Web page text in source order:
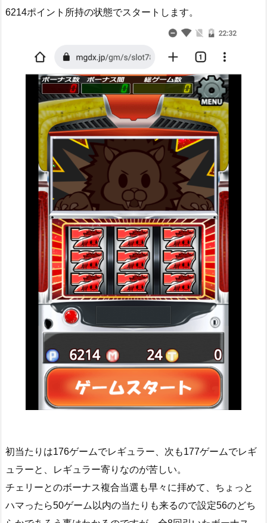
6214ポイント所持の状態でスタートします。
初当たりは176ゲームでレギュラー、次も177ゲームでレギ
ュラーと、レギュラー寄りなのが苦しい。
チェリーとのボーナス複合当選も早々に拝めて、ちょっと
ハマったら50ゲーム以内の当たりも来るので設定56のどち